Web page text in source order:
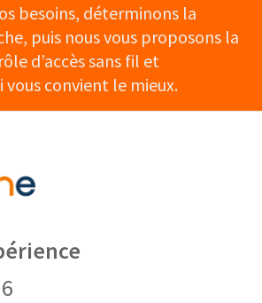
besoins, déterminons la
puis nous vous proposons la
d’accès sans fil et
vous convient le mieux.